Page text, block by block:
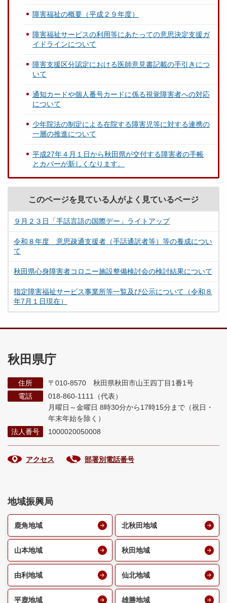
障害福祉の概要（平成２９年度）
障害福祉サービスの利用等にあたっての意思決定支援ガ
イドラインについて
障害支援区分認定における医師意見書記載の手引きにつ
いて
通知カードや個人番号カードに係る視覚障害者への対応
について
少年院法の制定による在院する障害児等に対する連携の
一層の推進について
平成27年４月１日から秋田県が交付する障害者の手帳
とカバーが新しくなります。
このページを見ている人がよく見ているページ
９月２３日「手話言語の国際デー」ライトアップ
令和８年度 意思疎通支援者（手話通訳者等）等の養成につい
て
秋田県心身障害者コロニー施設整備検討会の検討結果について
指定障害福祉サービス事業所等一覧及び公示について（令和８
年7月１日現在）
秋田県庁
住所
〒010-8570 秋田県秋田市山王四丁目1番1号
電話
018-860-1111（代表）
月曜日～金曜日 8時30分から17時15分まで （祝日・
年末年始を除く）
法人番号
1000020050008
アクセス 部署別電話番号
地域振興局
鹿角地域 北秋田地域
山本地域 秋田地域
由利地域 仙北地域
平鹿地域 雄勝地域